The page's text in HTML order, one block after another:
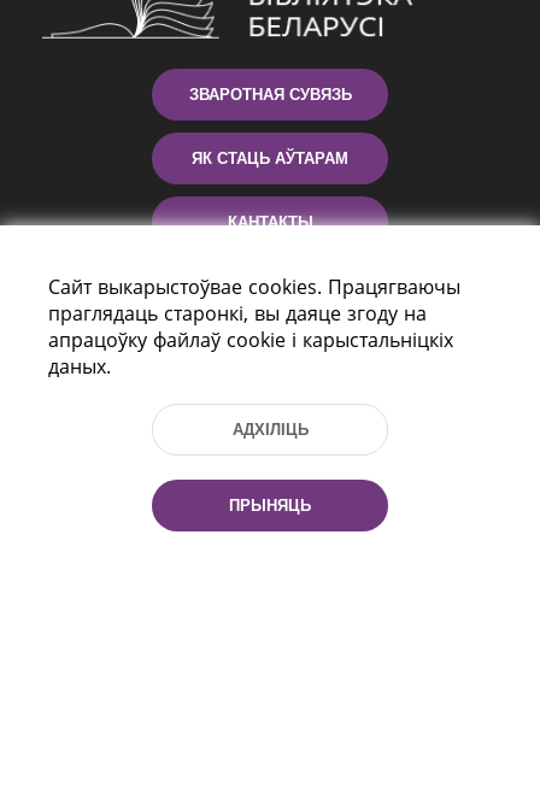
ЗВАРОТНАЯ СУВЯЗЬ
ЯК СТАЦЬ АЎТАРАМ
КАНТАКТЫ
ДАПАМОГА
праспект Незалежнасці 116
Сайт выкарыстоўвае cookies. Працягваючы
праглядаць старонкі, вы даяце згоду на
апрацоўку файлаў cookie і карыстальніцкіх
даных.
АДХІЛІЦЬ
ПРЫНЯЦЬ